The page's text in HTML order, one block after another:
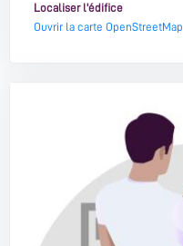
Localiser l'édifice
Ouvrir la carte OpenStreetMap